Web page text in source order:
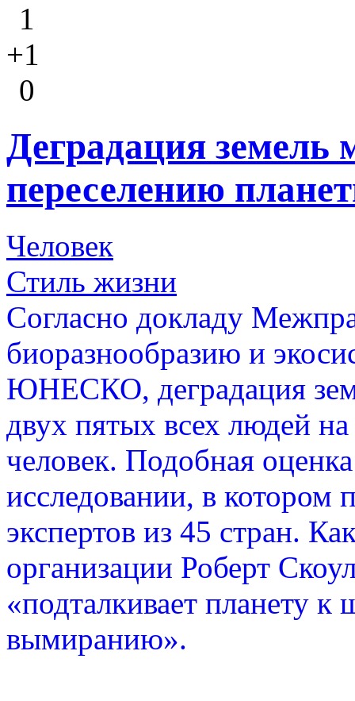
1
+1
0
Деградация земель
переселению
Человек
Стиль жизни
Согласно докладу
биоразнообразию и
ЮНЕСКО, деградация
двух пятых всех людей
человек. Подобная
исследовании, в котором
экспертов из 45 стран.
организации Роберт
«подталкивает планету
вымиранию».